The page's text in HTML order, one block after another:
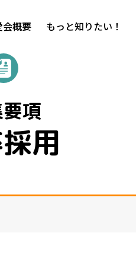
会概要 もっと知りたい！
項
用